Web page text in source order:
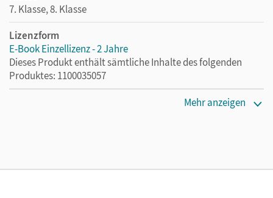
7. Klasse, 8. Klasse
Lizenzform
E-Book Einzellizenz - 2 Jahre
Dieses Produkt enthält sämtliche Inhalte des folgenden
Produktes: 1100035057
Privatpersonen, die nur mit dem E-Book arbeiten.
Mehr anzeigen